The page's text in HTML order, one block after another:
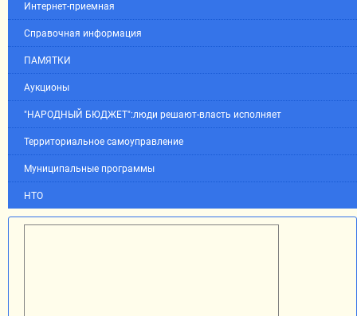
Интернет-приемная
Справочная информация
ПАМЯТКИ
Аукционы
"НАРОДНЫЙ БЮДЖЕТ":люди решают-власть исполняет
Территориальное самоуправление
Муниципальные программы
НТО